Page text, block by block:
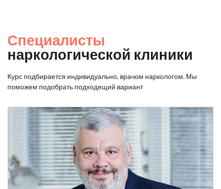
Специалисты
наркологической клиники
Курс подбирается индивидуально, врачом наркологом. Мы
поможем подобрать подходящий вариант